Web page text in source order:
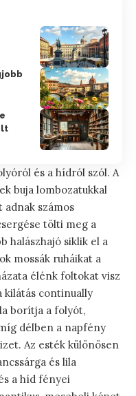
és a hídról szól. A
buja lombozatukkal
számos
tölti meg a
halászhajó siklik el a
mossák ruháikat a
élénk foltokat visz
kilátás continually
borítja a folyót,
délben a napfény
Az esték különösen
és lila
a híd fényei